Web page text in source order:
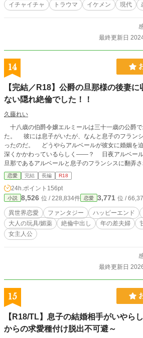
イチャイチャ
トラウマ イケメン 現代
最終更新日
14
【完結／R18】公爵の旦那様の後妻
ない隠れ絶倫でした！！
久藤れい
十八歳の伯爵令嬢エルミールは三十一歳の公爵
た。 彼には息子がいたが、なんと息子のフラン
ったのだ。 どうやらアルベールが彼女に婚姻を
深くかかわっているらしく――？ 日夜アルベールに愛されるエルミールが、
旦那であるアルベールと息子のフランシスに翻弄されていく。
ールとしかありません／３Ｐではないです）
恋愛 完結 長編 R18
24h.ポイント 156pt
小説 8,526 位 / 228,834件 恋愛 3,771 位 /
異世界恋愛 ファンタジー ハッピーエンド
大人の玩具/媚薬
絶倫中出し 年の差夫婦
女主人公
最終更新日
15
【R18/TL】息子の結婚相手がいやら
からの求愛種付け脱出不可避～